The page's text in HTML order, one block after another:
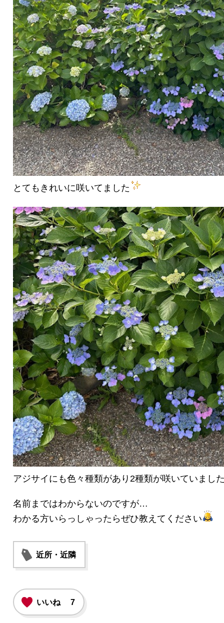
とてもきれいに咲いてました
アジサイにも色々種類があり2種類が咲いていまし
名前まではわからないのですが…
わかる方いらっしゃったらぜひ教えてください
近所・近隣
いいね 7